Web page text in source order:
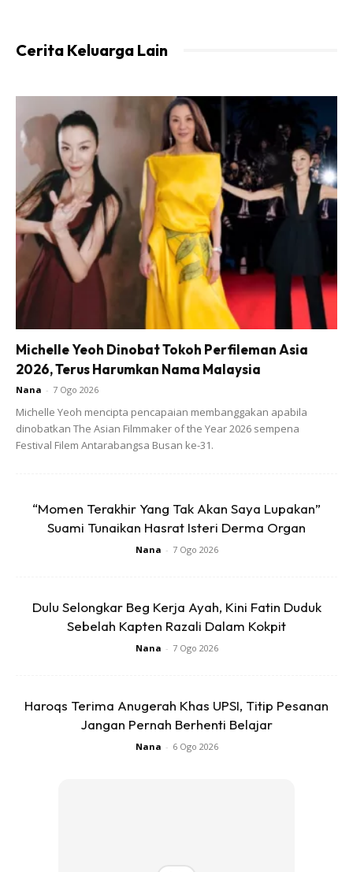
ini dari dalam. Ramai orang ada ilmu, ada kemahiran, tapi
gagal kerana tidak menguasai sikap dan cara berfikir yang
betul. Tanpa sikap positif, tindakan akan salah. Tanpa
disiplin dan kejelasan, kejayaan hanya akan jadi angan-
angan,” katanya dalam satu kenyataan di sini, hari ini.
Ads
Transformasi360 merupakan versi ditambah baik daripada
depan .
Tambah Azizan, peserta akan dibimbing untuk membina
Cerita Keluarga Lain
Michelle Yeoh Dinobat Tokoh Perfileman Asia
2026, Terus Harumkan Nama Malaysia
Nana - 7 Ogo 2026
Michelle Yeoh mencipta pencapaian membanggakan apabila
dinobatkan The Asian Filmmaker of the Year 2026 sempena
Festival Filem Antarabangsa Busan ke-31.
“Momen Terakhir Yang Tak Akan Saya Lupakan”
Suami Tunaikan Hasrat Isteri Derma Organ
Nana - 7 Ogo 2026
Dulu Selongkar Beg Kerja Ayah, Kini Fatin Duduk
Sebelah Kapten Razali Dalam Kokpit
Nana - 7 Ogo 2026
Haroqs Terima Anugerah Khas UPSI, Titip Pesanan
Jangan Pernah Berhenti Belajar
Nana - 6 Ogo 2026